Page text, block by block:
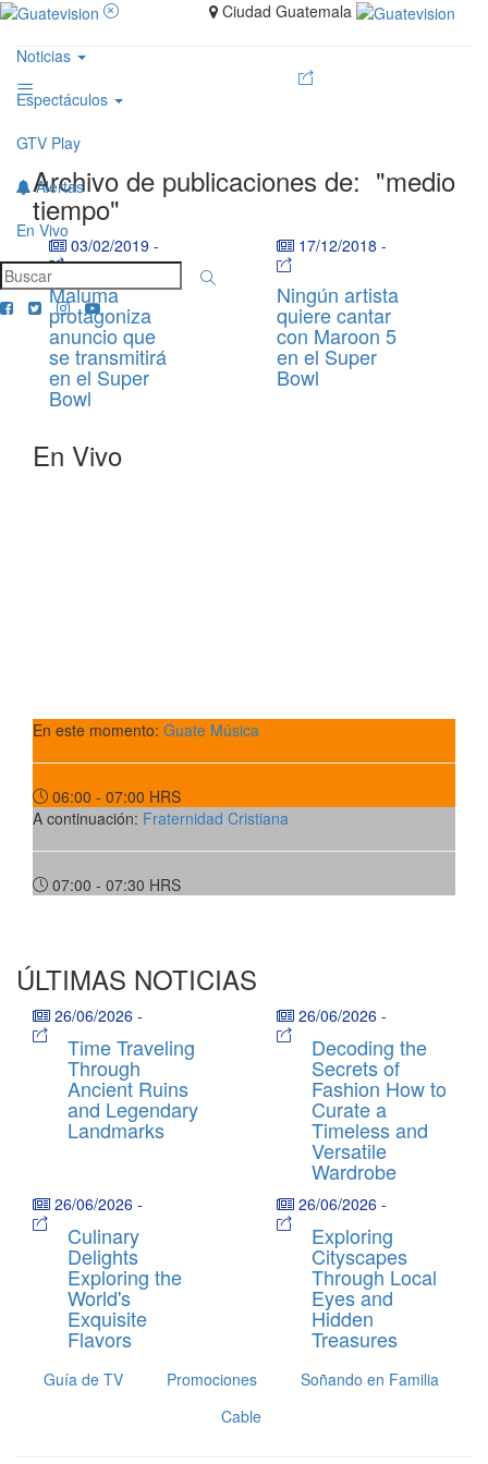
Noticias
Espectáculos
GTV Play
Alertas
En Vivo
Ciudad Guatemala
Archivo de publicaciones de: "medio
tiempo"
03/02/2019 -
Maluma
protagoniza
anuncio que
se transmitirá
en el Super
Bowl
17/12/2018 -
Ningún artista
quiere cantar
con Maroon 5
en el Super
Bowl
En Vivo
En este momento: Guate Música
06:00 - 07:00 HRS
A continuación: Fraternidad Cristiana
07:00 - 07:30 HRS
ÚLTIMAS NOTICIAS
26/06/2026 -
Time Traveling
Through
Ancient Ruins
and Legendary
Landmarks
26/06/2026 -
Decoding the
Secrets of
Fashion How to
Curate a
Timeless and
Versatile
Wardrobe
26/06/2026 -
Culinary
Delights
Exploring the
World's
Exquisite
Flavors
26/06/2026 -
Exploring
Cityscapes
Through Local
Eyes and
Hidden
Treasures
Guía de TV Promociones
Soñando en Familia
Cable